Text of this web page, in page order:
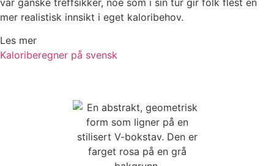
mer realistisk innsikt i eget kaloribehov.
Les mer
Kaloriberegner på svensk